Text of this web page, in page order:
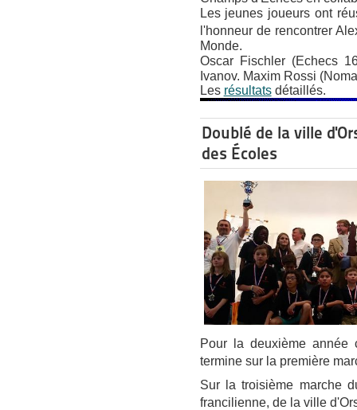
Les jeunes joueurs ont
l'honneur de rencontrer
Monde.
Oscar Fischler (Echecs
Ivanov. Maxim Rossi
Les résultatsdétaillés.
Doublé de la ville
des Écoles
Pour la deuxième année
termine sur la première
Sur la troisième marche
francilienne, de la ville